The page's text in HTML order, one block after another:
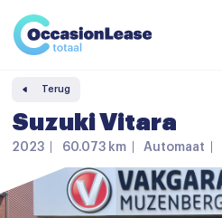
Leasevoorwaarden
Veelgestelde vragen
Nieuws en tips
Over ons
Vergelijker
Terug
Suzuki Vitara
2023 60.073 km Automaat